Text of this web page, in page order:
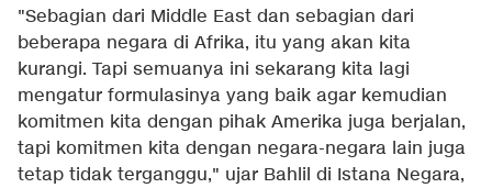
"Sebagian dari Middle East dan sebagian dari
beberapa negara di Afrika, itu yang akan kita
kurangi. Tapi semuanya ini sekarang kita lagi
mengatur formulasinya yang baik agar kemudian
komitmen kita dengan pihak Amerika juga berjalan,
tapi komitmen kita dengan negara-negara lain juga
tetap tidak terganggu," ujar Bahlil di Istana Negara,